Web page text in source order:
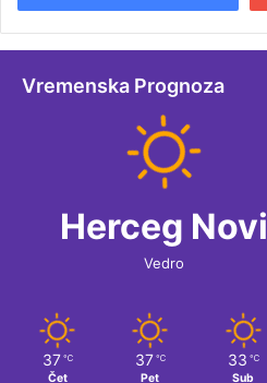
Vremenska Prognoza
Herceg Novi
Vedro
37 ℃
Čet
37 ℃
Pet
33 ℃
Sub